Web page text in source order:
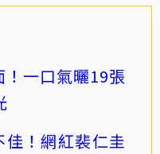
一口氣曬19張
！網紅裴仁圭